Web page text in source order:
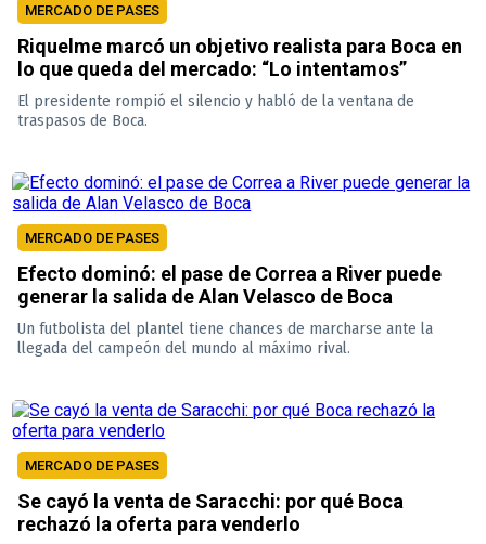
MERCADO DE PASES
Riquelme marcó un objetivo realista para Boca en
lo que queda del mercado: “Lo intentamos”
El presidente rompió el silencio y habló de la ventana de
traspasos de Boca.
MERCADO DE PASES
Efecto dominó: el pase de Correa a River puede
generar la salida de Alan Velasco de Boca
Un futbolista del plantel tiene chances de marcharse ante la
llegada del campeón del mundo al máximo rival.
MERCADO DE PASES
Se cayó la venta de Saracchi: por qué Boca
rechazó la oferta para venderlo